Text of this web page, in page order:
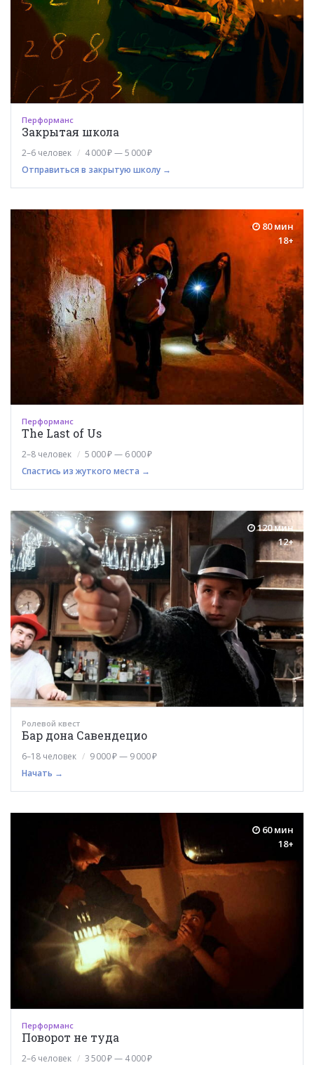
Перформанс
Закрытая школа
2–6 человек
4 000 ₽ — 5 000 ₽
Отправиться в закрытую школу →
80 мин
18+
Перформанс
The Last of Us
2–8 человек
5 000 ₽ — 6 000 ₽
Спастись из жуткого места →
120 мин
12+
Ролевой квест
Бар дона Савендецио
6–18 человек
9 000 ₽ — 9 000 ₽
Начать →
60 мин
18+
Перформанс
Поворот не туда
2–6 человек
3 500 ₽ — 4 000 ₽